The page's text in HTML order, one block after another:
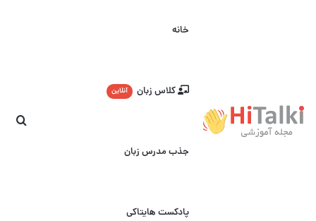
خانه
کلاس زبان آنلاین
جذب مدرس زبان
پادکست هایتاکی